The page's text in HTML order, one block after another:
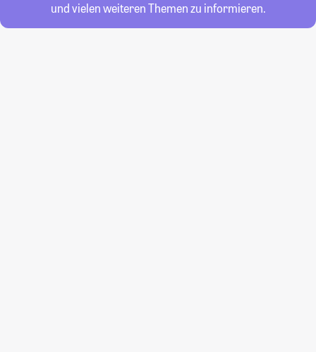
und vielen weiteren Themen zu informieren.